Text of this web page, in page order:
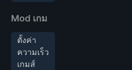
Mod เกม
ตั้งค่า
ความเร็ว
เกมส์